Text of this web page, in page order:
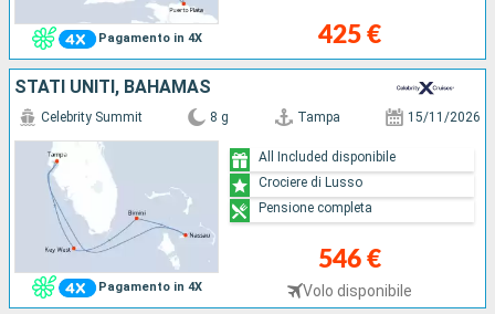
Pagamento in 4X 425 €
STATI UNITI, BAHAMAS
Pagamento in 4X
Celebrity Summit 8 g Tampa 15/11/2026
546 €
Volo disponibile
All Included disponibile
Crociere di Lusso
Pensione completa